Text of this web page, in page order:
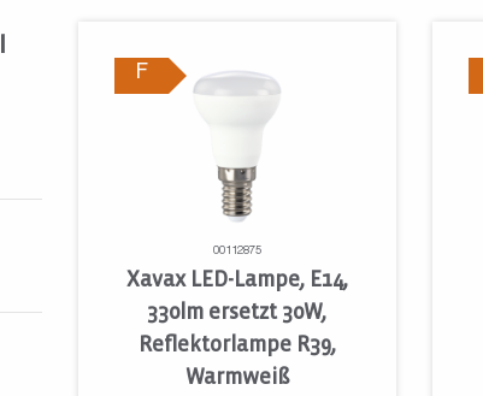
F
00112875
Xavax LED-Lampe, E14,
330lm ersetzt 30W,
Reflektorlampe R39,
Warmweiß